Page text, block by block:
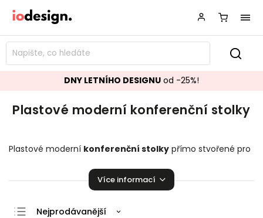
DNY LETNÍHO DESIGNU od -25%!
Plastové moderní konferenční stolky
Plastové moderní konferenční stolky přímo stvořené pro
pozvednou úroveň vašeho domova.
Více informací
Nejprodávanější